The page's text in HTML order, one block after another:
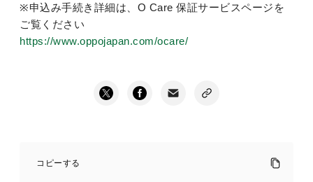
※申込み手続き詳細は、O Care 保証サービスページを
ご覧ください
https://www.oppojapan.com/ocare/
コピーする